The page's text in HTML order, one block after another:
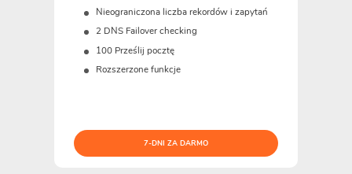
Nieograniczona liczba rekordów i zapytań
2 DNS Failover checking
100 Prześlij pocztę
Rozszerzone funkcje
7-DNI ZA DARMO